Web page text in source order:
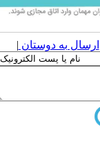
به دوستان|